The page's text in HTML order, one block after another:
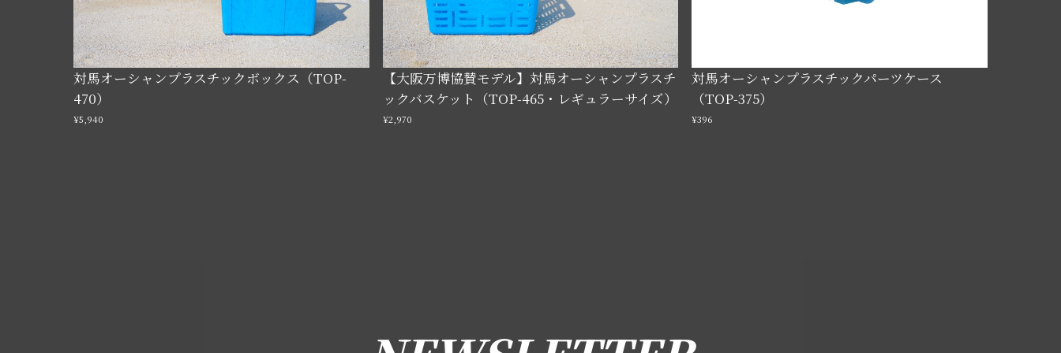
対馬オーシャンプラスチックボックス（TOP-
470）
¥5,940
【大阪万博協賛モデル】対馬オーシャンプラスチ
ックバスケット（TOP-465・レギュラーサイズ）
¥2,970
対馬オーシャンプラスチックパーツケース
（TOP-375）
¥396